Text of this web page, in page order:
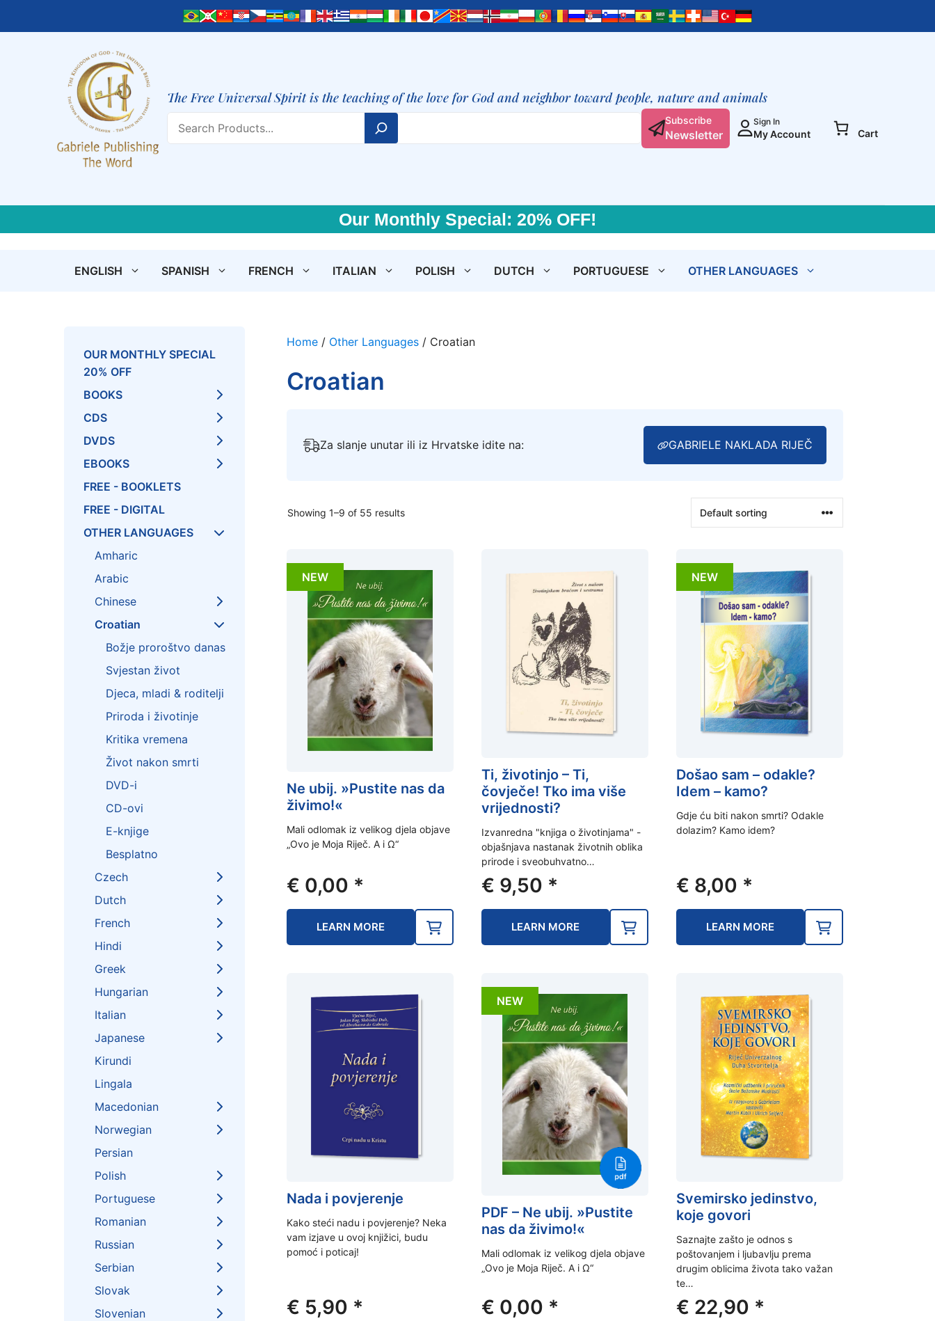
The Free Universal Spirit is the teaching of the love for God and neighbor toward people, nature and animals
Subscribe
Newsletter
Sign In
My Account Cart
Our Monthly Special: 20% OFF!
ENGLISH SPANISH FRENCH ITALIAN POLISH DUTCH PORTUGUESE OTHER LANGUAGES
Home / Other Languages / Croatian
Croatian
Za slanje unutar ili iz Hrvatske idite na: GABRIELE NAKLADA RIJEČ
Showing 1–9 of 55 results
NEW
Ne ubij. »Pustite nas da
živimo!«
Mali odlomak iz velikog djela objave
„Ovo je Moja Riječ. A i Ω“
€ 0,00 *
LEARN MORE
Ti, životinjo – Ti,
čovječe! Tko ima više
vrijednosti?
Izvanredna "knjiga o životinjama" -
objašnjava nastanak životnih oblika
prirode i sveobuhvatno…
€ 9,50 *
LEARN MORE
NEW
Došao sam – odakle?
Idem – kamo?
Gdje ću biti nakon smrti? Odakle
dolazim? Kamo idem?
€ 8,00 *
LEARN MORE
Nada i povjerenje
Kako steći nadu i povjerenje? Neka
vam izjave u ovoj knjižici, budu
pomoć i poticaj!
€ 5,90 *
NEW
PDF – Ne ubij. »Pustite
nas da živimo!«
Mali odlomak iz velikog djela objave
„Ovo je Moja Riječ. A i Ω“
€ 0,00 *
Svemirsko jedinstvo,
koje govori
Saznajte zašto je odnos s
poštovanjem i ljubavlju prema
drugim oblicima života tako važan
te…
€ 22,90 *
OUR MONTHLY SPECIAL
20% OFF
BOOKS
CDS
DVDS
EBOOKS
FREE - BOOKLETS
FREE - DIGITAL
OTHER LANGUAGES
Amharic
Arabic
Chinese
Croatian
Božje proroštvo danas
Svjestan život
Djeca, mladi & roditelji
Priroda i životinje
Kritika vremena
Život nakon smrti
DVD-i
CD-ovi
E-knjige
Besplatno
Czech
Dutch
French
Hindi
Greek
Hungarian
Italian
Japanese
Kirundi
Lingala
Macedonian
Norwegian
Persian
Polish
Portuguese
Romanian
Russian
Serbian
Slovak
Slovenian